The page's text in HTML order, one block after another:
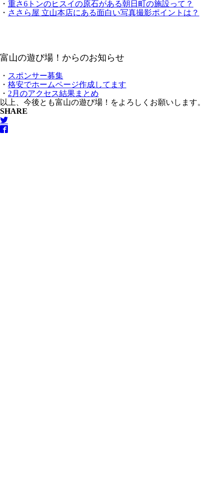
・ 重さ6トンのヒスイの原石がある朝日町の施設って？
・ ささら屋 立山本店にある面白い写真撮影ポイントは？
富山の遊び場！からのお知らせ
・ スポンサー募集
・ 格安でホームページ作成してます
・ 2月のアクセス結果まとめ
以上、今後とも富山の遊び場！をよろしくお願いします。
SHARE